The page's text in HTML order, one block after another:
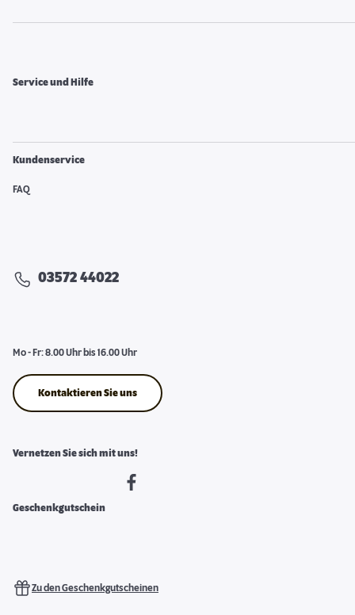
Service und Hilfe
Kundenservice
FAQ
03572 44022
Mo - Fr: 8.00 Uhr bis 16.00 Uhr
Kontaktieren Sie uns
Vernetzen Sie sich mit uns!
Geschenkgutschein
Zu den Geschenkgutscheinen